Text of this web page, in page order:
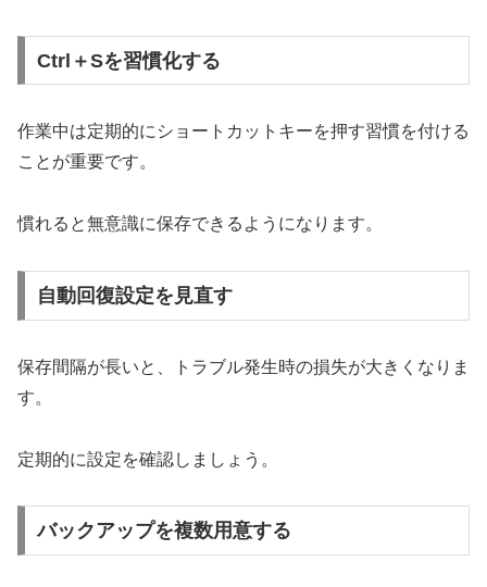
Ctrl＋Sを習慣化する
作業中は定期的にショートカットキーを押す習慣を付ける
ことが重要です。
慣れると無意識に保存できるようになります。
自動回復設定を見直す
保存間隔が長いと、トラブル発生時の損失が大きくなりま
す。
定期的に設定を確認しましょう。
バックアップを複数用意する